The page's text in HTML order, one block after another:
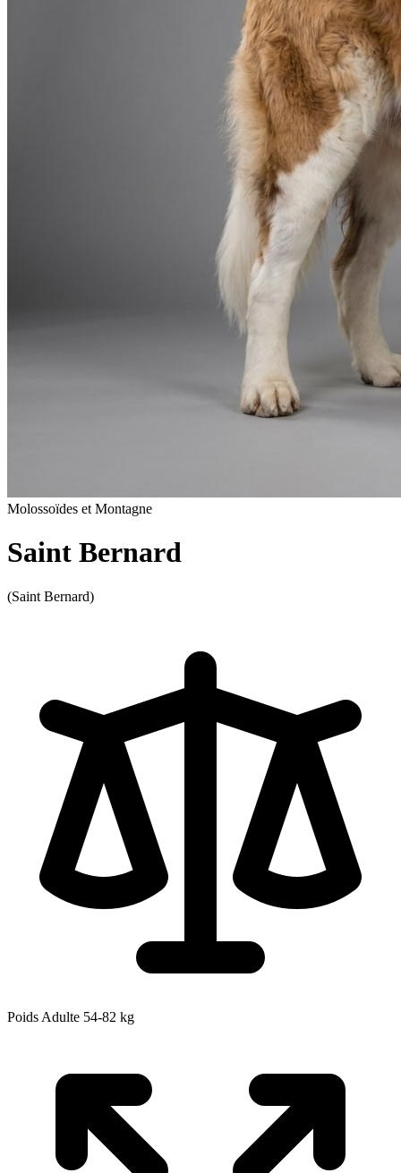
Molossoïdes et Montagne
Saint Bernard
(Saint Bernard)
Poids Adulte 54-82 kg